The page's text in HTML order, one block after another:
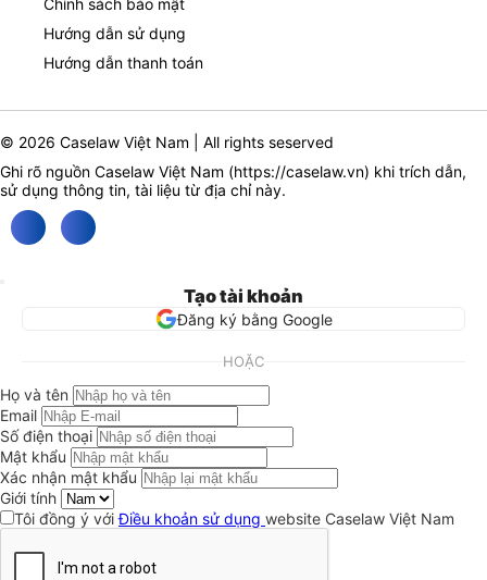
Chính sách bảo mật
Hướng dẫn sử dụng
Hướng dẫn thanh toán
© 2026 Caselaw Việt Nam | All rights seserved
Ghi rõ nguồn Caselaw Việt Nam (https://caselaw.vn) khi trích dẫn,
sử dụng thông tin, tài liệu từ địa chỉ này.
Tạo tài khoản
Đăng ký bằng Google
HOẶC
Họ và tên
Email
Số điện thoại
Mật khẩu
Xác nhận mật khẩu
Giới tính
Tôi đồng ý vớiĐiều khoản sử dụng website Caselaw Việt Nam